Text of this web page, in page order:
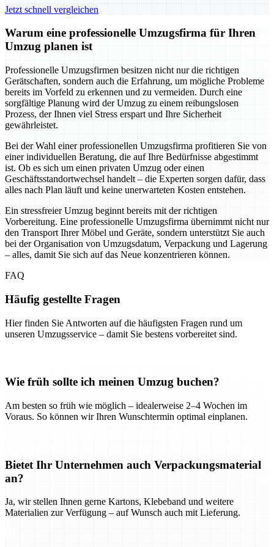
Jetzt schnell vergleichen
Warum eine professionelle Umzugsfirma für Ihren
Umzug planen ist
Professionelle Umzugsfirmen besitzen nicht nur die richtigen
Gerätschaften, sondern auch die Erfahrung, um mögliche Probleme
bereits im Vorfeld zu erkennen und zu vermeiden. Durch eine
sorgfältige Planung wird der Umzug zu einem reibungslosen
Prozess, der Ihnen viel Stress erspart und Ihre Sicherheit
gewährleistet.
Bei der Wahl einer professionellen Umzugsfirma profitieren Sie von
einer individuellen Beratung, die auf Ihre Bedürfnisse abgestimmt
ist. Ob es sich um einen privaten Umzug oder einen
Geschäftsstandortwechsel handelt – die Experten sorgen dafür, dass
alles nach Plan läuft und keine unerwarteten Kosten entstehen.
Ein stressfreier Umzug beginnt bereits mit der richtigen
Vorbereitung. Eine professionelle Umzugsfirma übernimmt nicht nur
den Transport Ihrer Möbel und Geräte, sondern unterstützt Sie auch
bei der Organisation von Umzugsdatum, Verpackung und Lagerung
– alles, damit Sie sich auf das Neue konzentrieren können.
FAQ
Häufig gestellte Fragen
Hier finden Sie Antworten auf die häufigsten Fragen rund um
unseren Umzugsservice – damit Sie bestens vorbereitet sind.
Wie früh sollte ich meinen Umzug buchen?
Am besten so früh wie möglich – idealerweise 2–4 Wochen im
Voraus. So können wir Ihren Wunschtermin optimal einplanen.
Bietet Ihr Unternehmen auch Verpackungsmaterial
an?
Ja, wir stellen Ihnen gerne Kartons, Klebeband und weitere
Materialien zur Verfügung – auf Wunsch auch mit Lieferung.